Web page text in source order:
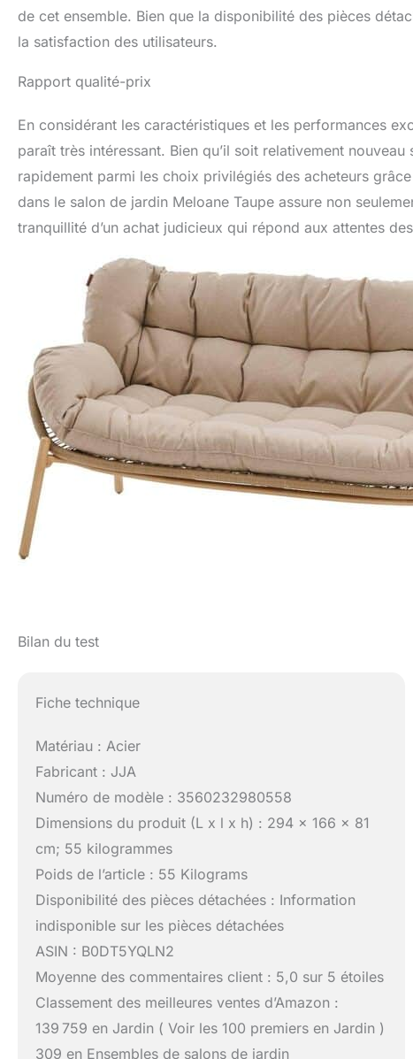
de cet ensemble. Bien que la disponibilité des pièces
la satisfaction des utilisateurs.
Rapport qualité-prix
En considérant les caractéristiques et les performances
paraît très intéressant. Bien qu’il soit relativement
rapidement parmi les choix privilégiés des acheteurs
dans le salon de jardin Meloane Taupe assure non
tranquillité d’un achat judicieux qui répond aux attentes
Bilan du test
Fiche technique
Matériau : Acier
Fabricant : JJA
Numéro de modèle : 3560232980558
Dimensions du produit (L x l x h) : 294 x 166 x 81
cm; 55 kilogrammes
Poids de l’article : 55 Kilograms
Disponibilité des pièces détachées : Information
indisponible sur les pièces détachées
ASIN : B0DT5YQLN2
Moyenne des commentaires client : 5,0 sur 5 étoiles
Classement des meilleures ventes d’Amazon :
139 759 en Jardin ( Voir les 100 premiers en Jardin )
309 en Ensembles de salons de jardin